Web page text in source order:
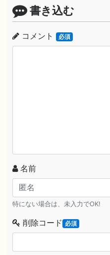
書き込む
コメント 必須
名前
特にない場合は、未入力でOK!
削除コード 必須